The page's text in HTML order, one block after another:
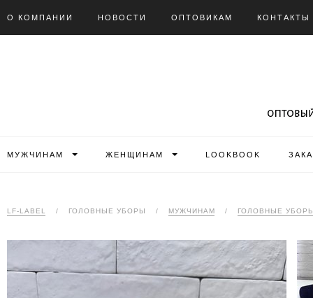
О КОМПАНИИ НОВОСТИ ОПТОВИКАМ КОНТАКТЫ
МУЖЧИНАМ ЖЕНЩИНАМ LOOKBOOK
LF-LABEL / ГОЛОВНЫЕ УБОРЫ / МУЖЧИНАМ / ГОЛОВНЫЕ